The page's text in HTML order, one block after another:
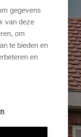
gegevens
van deze
om
te bieden en
en